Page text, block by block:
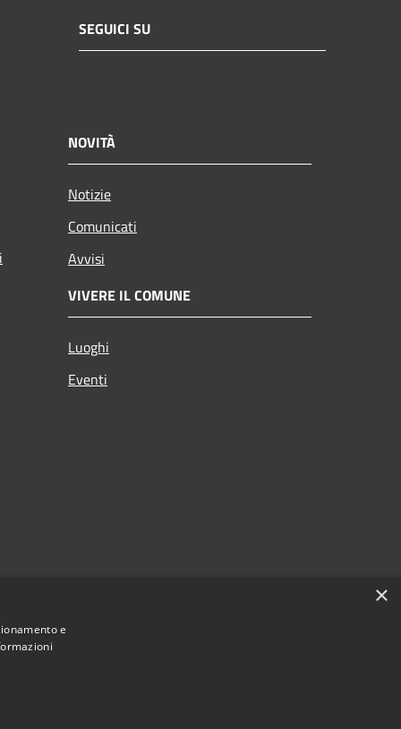
SEGUICI SU
NOVITÀ
Notizie
Comunicati
Avvisi
VIVERE IL COMUNE
Luoghi
Eventi
×
e